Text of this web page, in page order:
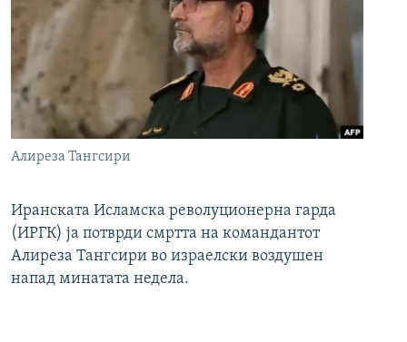
Алиреза Тангсири
Иранската Исламска револуционерна гарда
(ИРГК) ја потврди смртта на командантот
Алиреза Тангсири во израелски воздушен
напад минатата недела.